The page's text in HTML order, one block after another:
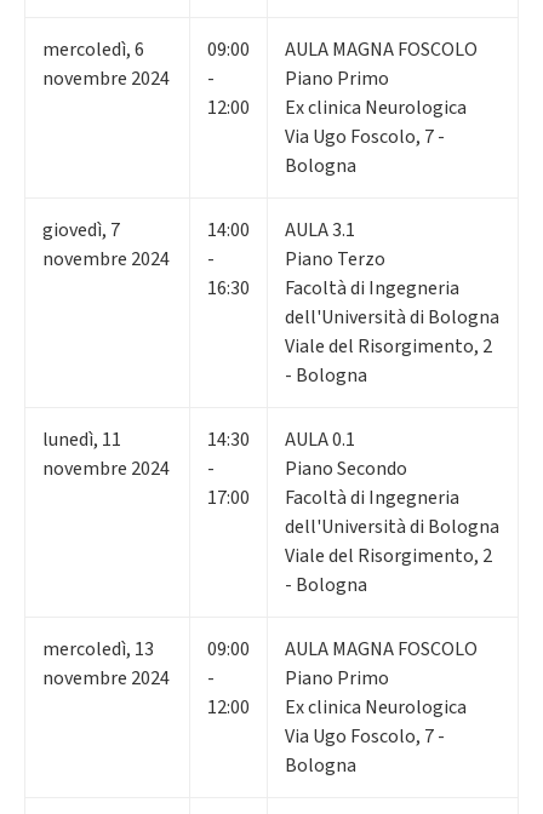
mercoledì,6
novembre 2024
09:00
-
12:00
AULA MAGNA FOSCOLO
Piano Primo
Ex clinica Neurologica
Via Ugo Foscolo, 7 -
Bologna
giovedì, 7
novembre 2024
14:00
-
16:30
AULA 3.1
Piano Terzo
Facoltà di Ingegneria
dell'Università di Bologna
Viale del Risorgimento, 2
- Bologna
lunedì, 11
novembre 2024
14:30
-
17:00
AULA 0.1
Piano Secondo
Facoltà di Ingegneria
dell'Università di Bologna
Viale del Risorgimento, 2
- Bologna
mercoledì, 13
novembre 2024
09:00
-
12:00
AULA MAGNA FOSCOLO
Piano Primo
Ex clinica Neurologica
Via Ugo Foscolo, 7 -
Bologna